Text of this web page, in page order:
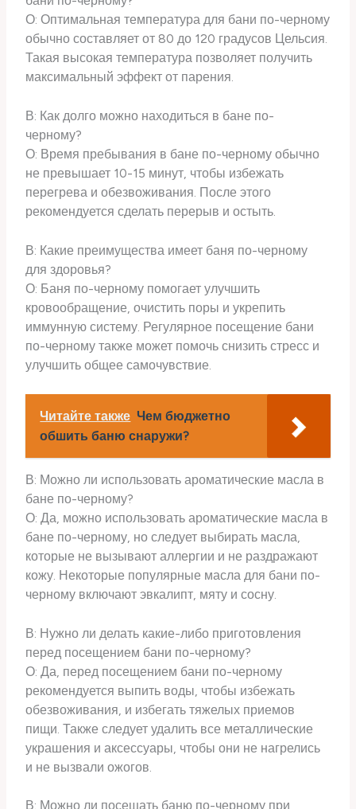
О: Оптимальная температура для бани по-черному
обычно составляет от 80 до 120 градусов Цельсия.
Такая высокая температура позволяет получить
максимальный эффект от парения.
В: Как долго можно находиться в бане по-
черному?
О: Время пребывания в бане по-черному обычно
не превышает 10-15 минут, чтобы избежать
перегрева и обезвоживания. После этого
рекомендуется сделать перерыв и остыть.
В: Какие преимущества имеет баня по-черному
для здоровья?
О: Баня по-черному помогает улучшить
кровообращение, очистить поры и укрепить
иммунную систему. Регулярное посещение бани
по-черному также может помочь снизить стресс и
улучшить общее самочувствие.
Читайте также Чем бюджетно
обшить баню снаружи?
В: Можно ли использовать ароматические масла в
бане по-черному?
О: Да, можно использовать ароматические масла в
бане по-черному, но следует выбирать масла,
которые не вызывают аллергии и не раздражают
кожу. Некоторые популярные масла для бани по-
черному включают эвкалипт, мяту и сосну.
В: Нужно ли делать какие-либо приготовления
перед посещением бани по-черному?
О: Да, перед посещением бани по-черному
рекомендуется выпить воды, чтобы избежать
обезвоживания, и избегать тяжелых приемов
пищи. Также следует удалить все металлические
украшения и аксессуары, чтобы они не нагрелись
и не вызвали ожогов.
В: Можно ли посещать баню по-черному при